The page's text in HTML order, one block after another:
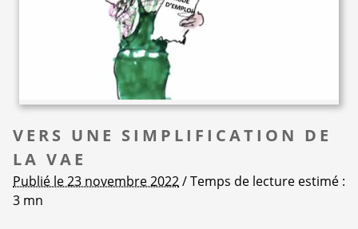
VERS UNE SIMPLIFICATION DE
LA VAE
Publié le 23 novembre 2022/ Temps de lecture estimé :
3 mn